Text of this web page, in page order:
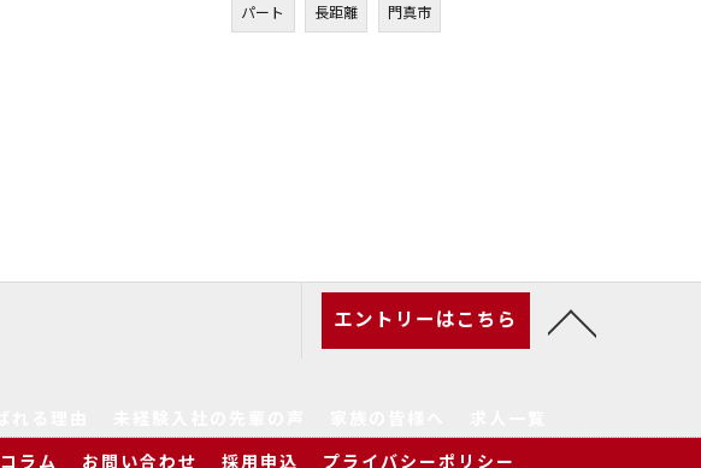
パート 長距離 門真市
エントリーはこちら
コラム お問い合わせ 採用申込 プライバシーポリシー